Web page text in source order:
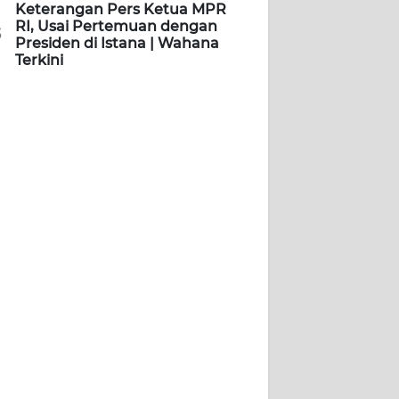
Keterangan Pers Ketua MPR
RI, Usai Pertemuan dengan
Presiden di Istana | Wahana
Terkini